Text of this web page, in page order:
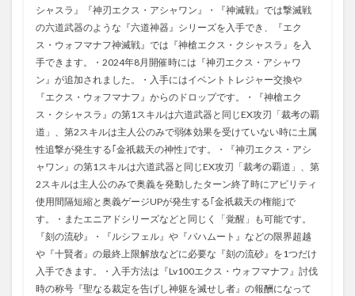
シャスラ』『神刃エクス・アシャワン』・『神滅戦』では撃滅戦
の六道武器のような『六道神器』シリーズを入手でき、『エク
ス・ウォフマナフ神滅戦』では『神槍エクス・クシャスラ』を入
手できます。・2024年8月開催時には『神刃エクス・アシャワ
ン』が追加されました。・入手にはイベントトレジャー交換や
『エクス・ウォフマナフ』からのドロップです。・『神槍エク
ス・クシャスラ』の第1スキルは六道武器と同じEX攻刃「裁考の覇
道」、第2スキルは主人公のみで弱体効果を受けていない時に土属
性追撃が発生する｢金祇裁天の神性｣です。・『神刃エクス・アシ
ャワン』の第1スキルは六道武器と同じEX攻刃「裁考の覇道」、第
2スキルは主人公のみで奥義を発動したターン終了時にアビリティ
使用間隔短縮と奥義ゲージUPが発生する｢金祇裁天の権能｣で
す。・またエニアドシリーズなどと同じく「覚醒」も可能です。
『刻の流砂』・『ルシフェル』や『バハムート』などの限界超越
や『十賢者』の最終上限解放などに必要な『刻の流砂』を1つだけ
入手できます。・入手方法は『Lv100エクス・ウォフマナフ』討伐
時の称号『聖なる裁定を告げし神躯を滅せし者』の報酬になって